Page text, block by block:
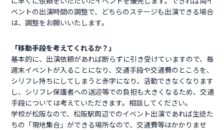
ベントの出演時間の調整で、どちらのステージも出演できる場合
は、調整をお願いいたします。
「移動手段を考えてくれるか？」
基本的に、出演依頼があれば断らずに引き受けていますので、毎
週末イベントが入ることになり、交通手段や交通費のところを、
シリフレ持ちにしてしまうと赤字になり、活動できなくなります
し、シリフレ保護者への送迎等での負担も大きくなるため、交通
手段については考えていただきます。相談してください。
学校が松阪なので、松阪駅周辺でのイベント出演であれば生徒た
ちの「現地集合」ができる場所なので、交通費等はかかりませ